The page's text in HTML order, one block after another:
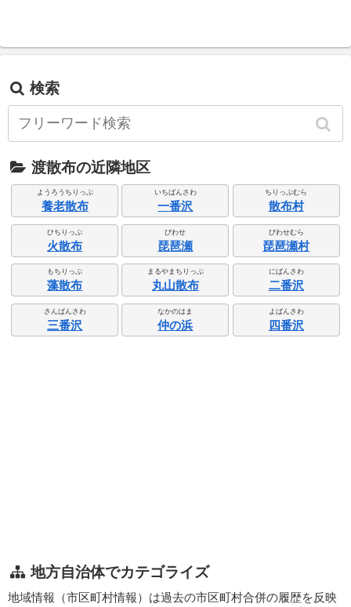
検索
渡散布の近隣地区
ようろうちりっぷ
養老散布
いちばんさわ
一番沢
ちりっぷむら
散布村
ひちりっぷ
火散布
びわせ
琵琶瀬
びわせむら
琵琶瀬村
もちりっぷ
藻散布
まるやまちりっぷ
丸山散布
にばんさわ
二番沢
さんばんさわ
三番沢
なかのはま
仲の浜
よばんさわ
四番沢
地方自治体でカテゴライズ
地域情報（市区町村情報）は過去の市区町村合併の履歴を反映